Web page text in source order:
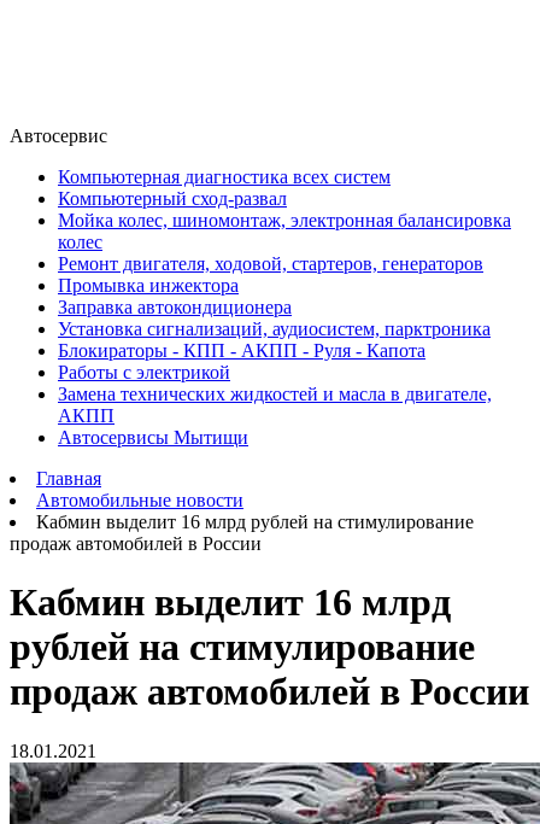
Автосервис
Компьютерная диагностика всех систем
Компьютерный сход-развал
Мойка колес, шиномонтаж, электронная балансировка
колес
Ремонт двигателя, ходовой, стартеров, генераторов
Промывка инжектора
Заправка автокондиционера
Установка сигнализаций, аудиосистем, парктроника
Блокираторы - КПП - АКПП - Руля - Капота
Работы с электрикой
Замена технических жидкостей и масла в двигателе,
АКПП
Автосервисы Мытищи
Главная
Автомобильные новости
Кабмин выделит 16 млрд рублей на стимулирование
продаж автомобилей в России
Кабмин выделит 16 млрд
рублей на стимулирование
продаж автомобилей в России
18.01.2021